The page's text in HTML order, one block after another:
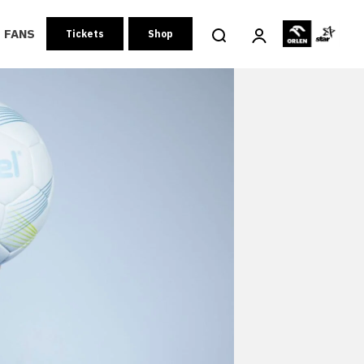
FANS Tickets Shop